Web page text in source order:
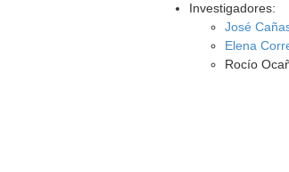
Investigadores:
José
Elena
Rocío